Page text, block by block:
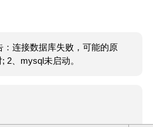
：连接数据库失败，可能的原
2、mysql未启动。